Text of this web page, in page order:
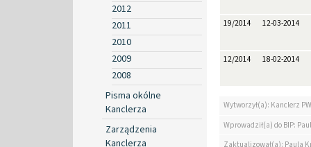
2012
2011
2010
2009
2008
Pisma okólne
Kanclerza
Zarządzenia
Kanclerza
19/2014 12-03-2014
12/2014 18-02-2014
Wytworzył(a): Kanclerz PW
Wprowadził(a) do BIP:
Zaktualizował(a): Paula